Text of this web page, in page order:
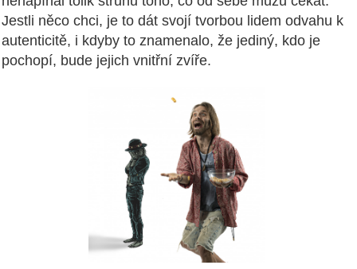
Jestli něco chci, je to dát svojí tvorbou lidem odvahu k
autenticitě, i kdyby to znamenalo, že jediný, kdo je
pochopí, bude jejich vnitřní zvíře.